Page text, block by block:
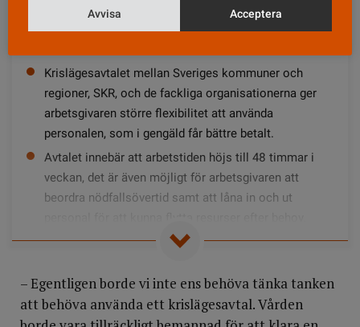
Krislägesavtalet mellan Sveriges kommuner och
regioner, SKR, och de fackliga organisationerna ger
arbetsgivaren större flexibilitet att använda
personalen, som i gengäld får bättre betalt.
Avtalet innebär att arbetstiden höjs till 48 timmar i
veckan, det är även möjligt för arbetsgivaren att
beordra nödfallsövertid samt att låna in och ut
Som kompensation betalas en särskild ersättning på
De som arbetar får alltså 220 procent av sin vanliga
lön per timme. Den som jobbar nödfallsövertid får
totalt 250 procent av lönen per timme.
– Egentligen borde vi inte ens behöva tänka tanken
att behöva använda ett krislägesavtal. Vården
Avvisa Acceptera